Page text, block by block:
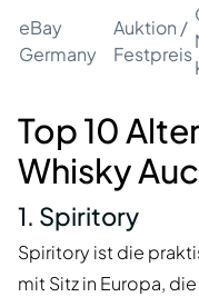
eBay
Germany
Auktion /
Festpreis
Top 10
Whisky
1. Spiritory
Spiritory ist die
mit Sitz in Europa,